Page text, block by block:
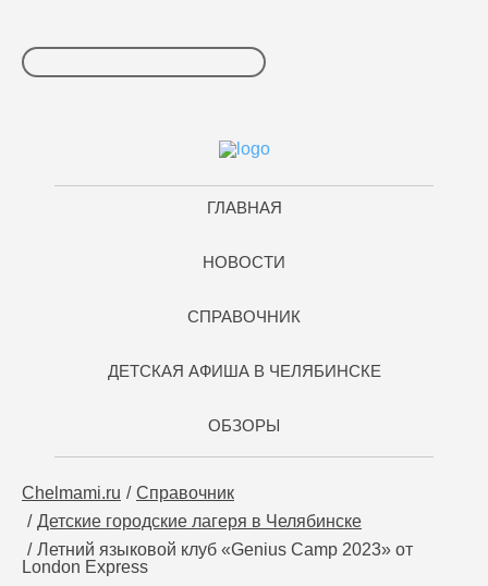
ГЛАВНАЯ
НОВОСТИ
СПРАВОЧНИК
ДЕТСКАЯ АФИША В ЧЕЛЯБИНСКЕ
ОБЗОРЫ
Chelmami.ru
Справочник
Детские городские лагеря в Челябинске
Летний языковой клуб «Genius Camp 2023» от
London Express